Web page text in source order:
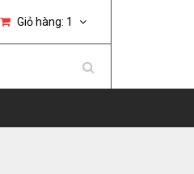
Giỏ hàng: 1